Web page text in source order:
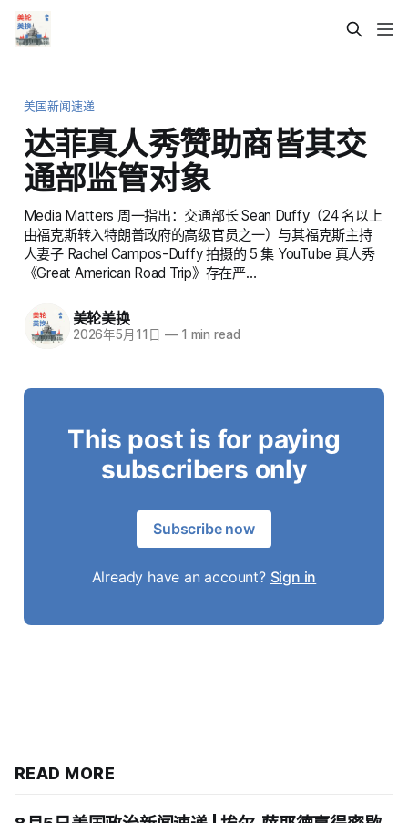
美国新闻速递
达菲真人秀赞助商皆其交
通部监管对象
Media Matters 周一指出：交通部长 Sean Duffy（24 名以上
由福克斯转入特朗普政府的高级官员之一）与其福克斯主持
人妻子 Rachel Campos-Duffy 拍摄的 5 集 YouTube 真人秀
《Great American Road Trip》存在严…
美轮美换
2026年5月11日 —1 min read
This post is for paying
subscribers only
Subscribe now
Already have an account? Sign in
READ MORE